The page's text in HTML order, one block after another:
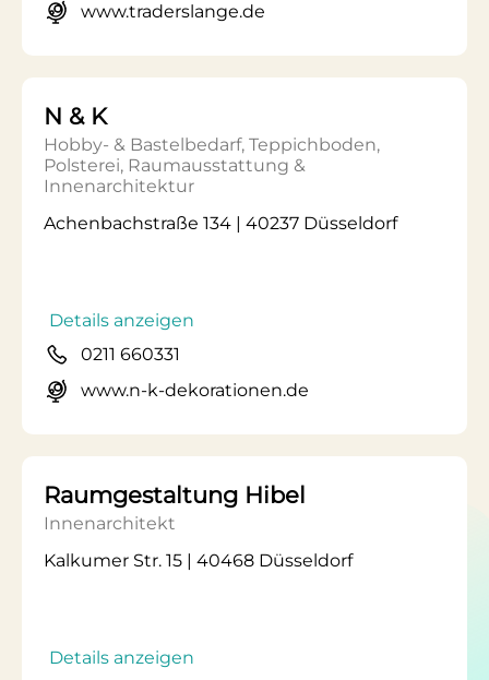
www.traderslange.de
N & K
Hobby- & Bastelbedarf, Teppichboden,
Polsterei, Raumausstattung &
Innenarchitektur
Achenbachstraße 134 | 40237 Düsseldorf
Details anzeigen
0211 660331
www.n-k-dekorationen.de
Raumgestaltung Hibel
Innenarchitekt
Kalkumer Str. 15 | 40468 Düsseldorf
Details anzeigen